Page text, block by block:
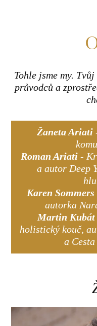
Tohle jsme my.
průvodců a
Žaneta Ariati
Roman Ariati -
a autor Deep
Karen Sommers
autorka
Martin Kubát
holistický kouč,
a